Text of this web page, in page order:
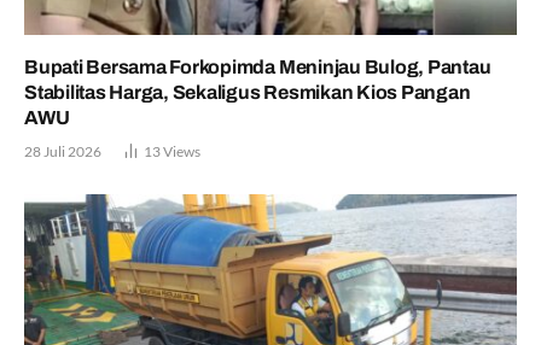
Bupati Bersama Forkopimda Meninjau Bulog, Pantau
Stabilitas Harga, Sekaligus Resmikan Kios Pangan
AWU
28 Juli 2026 13Views